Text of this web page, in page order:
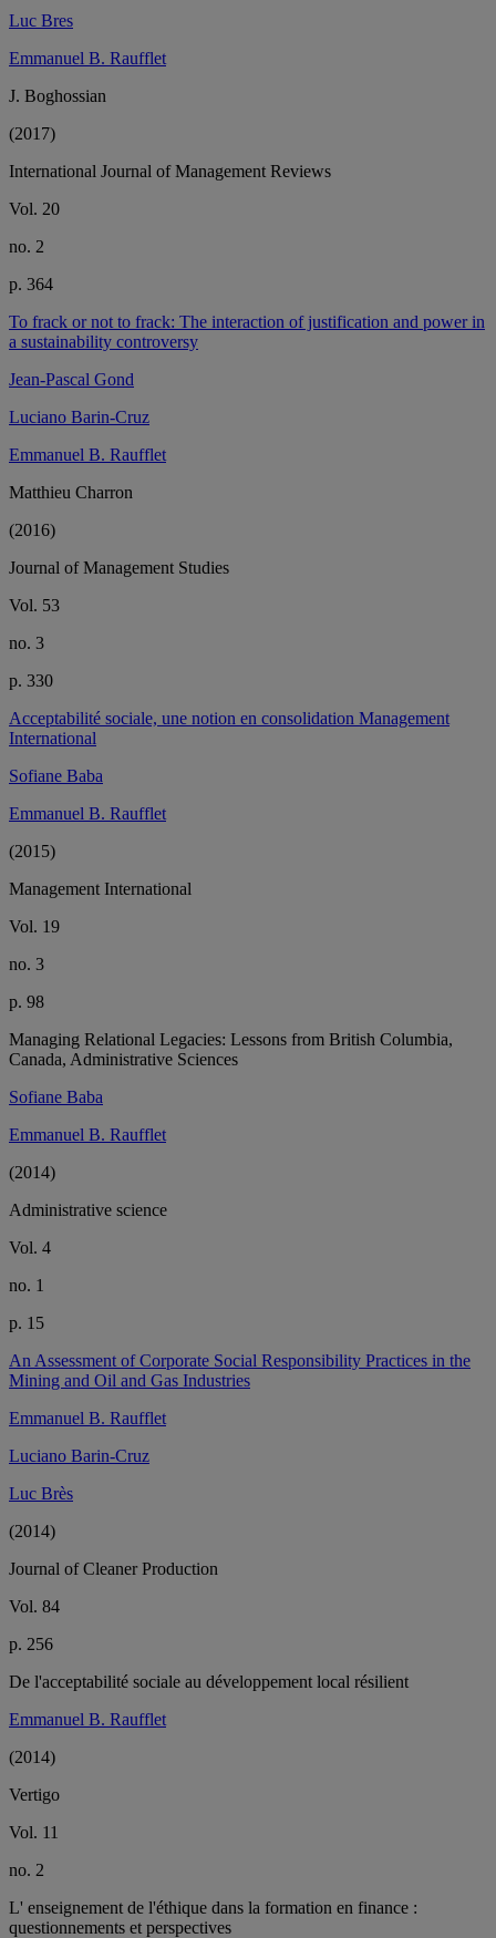
Luc Bres
Emmanuel B. Raufflet
J. Boghossian
(2017)
International Journal of Management Reviews
Vol. 20
no. 2
p. 364
To frack or not to frack: The interaction of justification and power in
a sustainability controversy
Jean-Pascal Gond
Luciano Barin-Cruz
Emmanuel B. Raufflet
Matthieu Charron
(2016)
Journal of Management Studies
Vol. 53
no. 3
p. 330
Acceptabilité sociale, une notion en consolidation Management
International
Sofiane Baba
Emmanuel B. Raufflet
(2015)
Management International
Vol. 19
no. 3
p. 98
Managing Relational Legacies: Lessons from British Columbia,
Canada, Administrative Sciences
Sofiane Baba
Emmanuel B. Raufflet
(2014)
Administrative science
Vol. 4
no. 1
p. 15
An Assessment of Corporate Social Responsibility Practices in the
Mining and Oil and Gas Industries
Emmanuel B. Raufflet
Luciano Barin-Cruz
Luc Brès
(2014)
Journal of Cleaner Production
Vol. 84
p. 256
De l'acceptabilité sociale au développement local résilient
Emmanuel B. Raufflet
(2014)
Vertigo
Vol. 11
no. 2
L' enseignement de l'éthique dans la formation en finance :
questionnements et perspectives